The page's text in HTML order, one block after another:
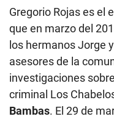
Gregorio Rojas es el
que en marzo del
los hermanos Jorge
asesores de la
investigaciones
criminal Los
Bambas. El 29 de